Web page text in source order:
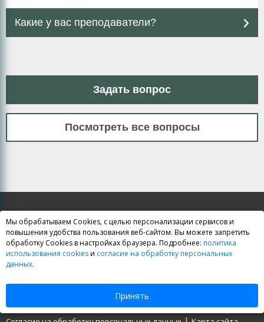
Какие у вас преподаватели?
Задать вопрос
Посмотреть все вопросы
Мы обрабатываем Cookies, с целью персонализации сервисов и
повышения удобства пользования веб-сайтом. Вы можете запретить
обработку Cookies в настройках браузера. Подробнее: политика
использования cookiesи согласие на обработку персональных
данных.
Принять
Курсы ЕГЭ и ОГЭ
Курсы ЕГЭ|Курсы ОГЭ (ГИА)|Школьные курсы
Договор-оферта|Политика обработки персональных данных|